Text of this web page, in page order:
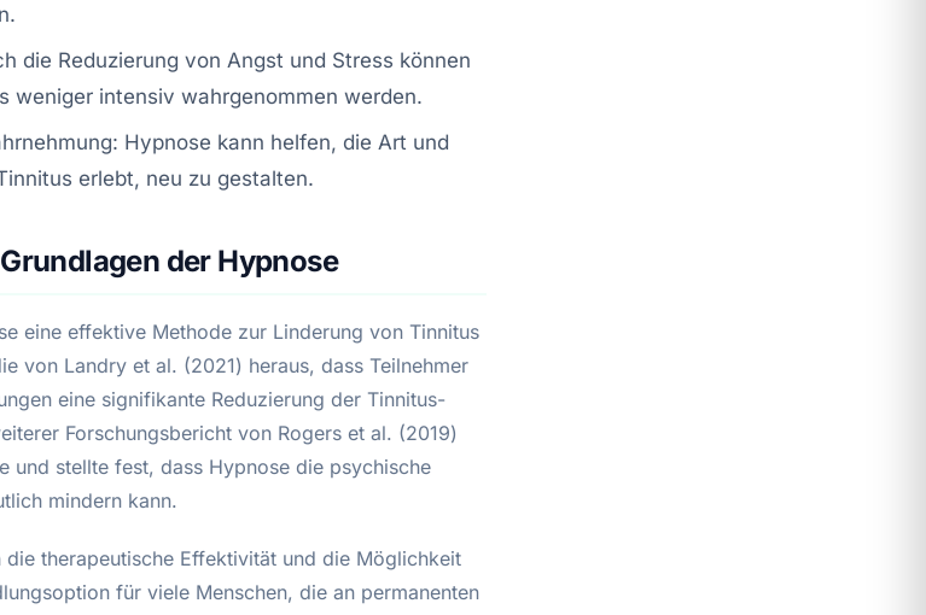
die Reduzierung von Angst und Stress können
weniger intensiv wahrgenommen werden.
Hypnose kann helfen, die Art und
erlebt, neu zu gestalten.
der Hypnose
eine effektive Methode zur Linderung von Tinnitus
von Landry et al. (2021) heraus, dass Teilnehmer
eine signifikante Reduzierung der Tinnitus-
Forschungsbericht von Rogers et al. (2019)
und stellte fest, dass Hypnose die psychische
mindern kann.
die therapeutische Effektivität und die Möglichkeit
für viele Menschen, die an permanenten